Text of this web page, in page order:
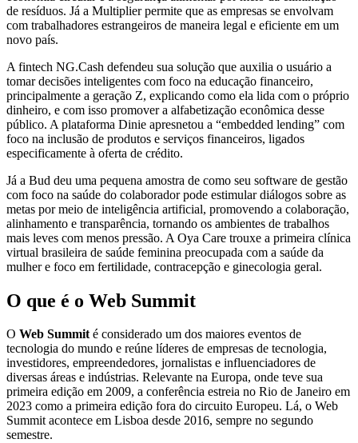
de resíduos. Já a Multiplier permite que as empresas se envolvam
com trabalhadores estrangeiros de maneira legal e eficiente em um
novo país.
A fintech NG.Cash defendeu sua solução que auxilia o usuário a
tomar decisões inteligentes com foco na educação financeiro,
principalmente a geração Z, explicando como ela lida com o próprio
dinheiro, e com isso promover a alfabetização econômica desse
público. A plataforma Dinie apresnetou a “embedded lending” com
foco na inclusão de produtos e serviços financeiros, ligados
especificamente à oferta de crédito.
Já a Bud deu uma pequena amostra de como seu software de gestão
com foco na saúde do colaborador pode estimular diálogos sobre as
metas por meio de inteligência artificial, promovendo a colaboração,
alinhamento e transparência, tornando os ambientes de trabalhos
mais leves com menos pressão. A Oya Care trouxe a primeira clínica
virtual brasileira de saúde feminina preocupada com a saúde da
mulher e foco em fertilidade, contracepção e ginecologia geral.
O que é o Web Summit
O Web Summité considerado um dos maiores eventos de
tecnologia do mundo e reúne líderes de empresas de tecnologia,
investidores, empreendedores, jornalistas e influenciadores de
diversas áreas e indústrias. Relevante na Europa, onde teve sua
primeira edição em 2009, a conferência estreia no Rio de Janeiro em
2023 como a primeira edição fora do circuito Europeu. Lá, o Web
Summit acontece em Lisboa desde 2016, sempre no segundo
semestre.